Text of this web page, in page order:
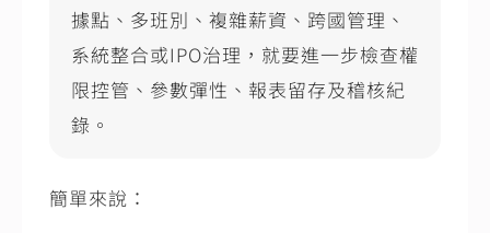
據點、多班別、複雜薪資、跨國管理、
系統整合或IPO治理，就要進一步檢查權
限控管、參數彈性、報表留存及稽核紀
錄。
簡單來說：